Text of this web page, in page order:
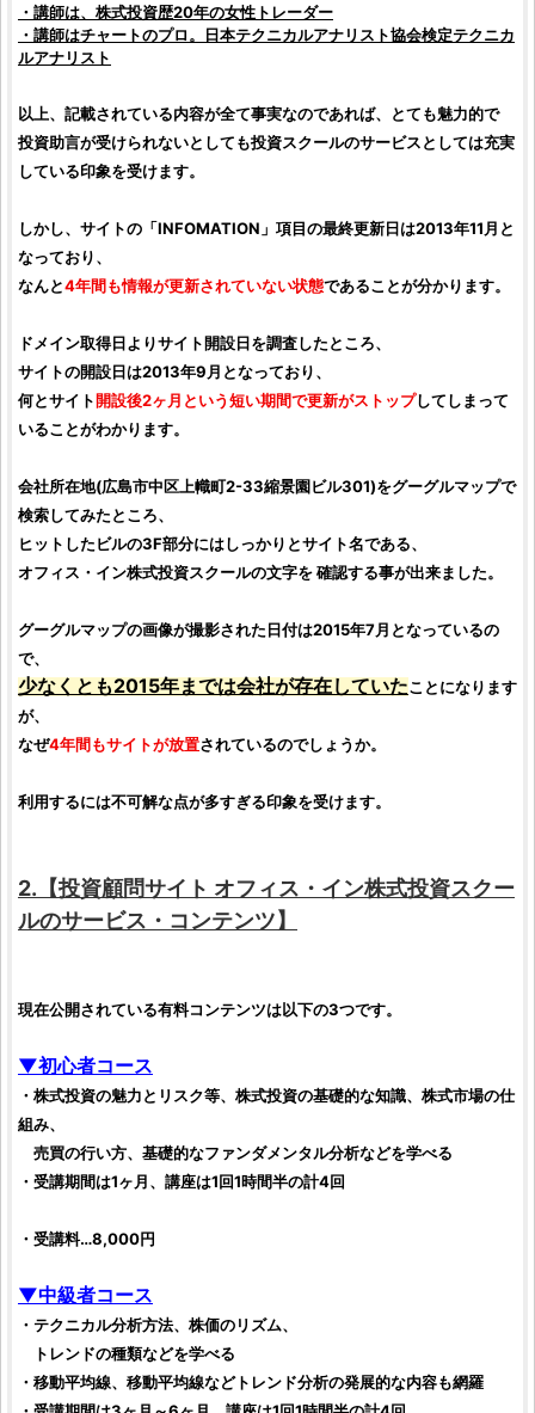
・講師は、 株式投資歴20年の女性トレーダー
・講師はチャートのプロ。日本テクニカルアナリスト協会検定テクニカ
ルアナリスト
以上、記載されている内容が全て事実なのであれば、とても魅力的で
投資助言が受けられないとしても投資スクールのサービスとしては充実
している印象を受けます。
しかし、サイトの「INFOMATION」項目の最終更新日は2013年11月と
なっており、
なんと4年間も情報が更新されていない状態であることが分かります。
ドメイン取得日よりサイト開設日を調査したところ、
サイトの開設日は2013年9月となっており、
何とサイト開設後2ヶ月という短い期間で更新がストップしてしまって
いることがわかります。
会社所在地(広島市中区上幟町2-33縮景園ビル301)をグーグルマップで
検索してみたところ、
ヒットしたビルの3F部分にはしっかりとサイト名である、
オフィス・イン株式投資スクールの文字を 確認する事が出来ました。
グーグルマップの画像が撮影された日付は2015年7月となっているの
で、
少なくとも2015年までは会社が存在していたことになります
が、
なぜ4年間もサイトが放置されているのでしょうか。
利用するには不可解な点が多すぎる印象を受けます。
2.【投資顧問サイト オフィス・イン株式投資スクー
ルのサービス・コンテンツ】
現在公開されている有料コンテンツは以下の3つです。
▼初心者コース
・ 株式投資の魅力とリスク等、 株式投資の基礎的な知識、 株式市場の仕
組み、
売買の行い方、基礎的なファンダメンタル分析などを学べる
・受講期間は1ヶ月、講座は1回1時間半の計4回
・受講料…8,000円
▼中級者コース
・テクニカル分析方法、 株価のリズム、
トレンドの種類などを学べる
・ 移動平均線、 移動平均線などトレンド分析の発展的な内容も網羅